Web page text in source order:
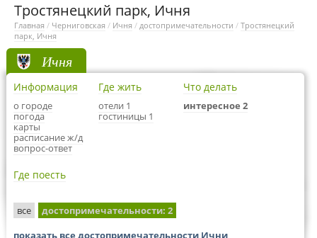
Тростянецкий парк, Ичня
Главная / Черниговская / Ичня / достопримечательности / Тростянецкий
парк, Ичня
Ичня
Информация
о городе
погода
карты
расписание ж/д
вопрос-ответ
Где жить
отели 1
гостиницы 1
Что делать
интересное 2
Где поесть
все достопримечательности: 2
показать все достопримечательности Ични